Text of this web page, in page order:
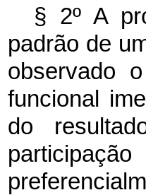
§ 2º A
padrão de
observado
funcional
do